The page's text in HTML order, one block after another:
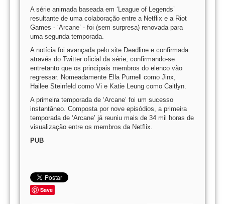
A série animada baseada em ‘League of Legends’
resultante de uma colaboração entre a Netflix e a Riot
Games - ‘Arcane’ - foi (sem surpresa) renovada para
uma segunda temporada.
A notícia foi avançada pelo site Deadline e confirmada
através do Twitter oficial da série, confirmando-se
entretanto que os principais membros do elenco vão
regressar. Nomeadamente Ella Purnell como Jinx,
Hailee Steinfeld como Vi e Katie Leung como Caitlyn.
A primeira temporada de ‘Arcane’ foi um sucesso
instantâneo. Composta por nove episódios, a primeira
temporada de ‘Arcane’ já reuniu mais de 34 mil horas de
visualização entre os membros da Netflix.
PUB
Save